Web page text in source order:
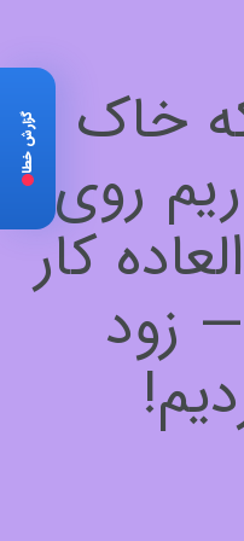
خاک
روی
کار
زود
گزارش خطا